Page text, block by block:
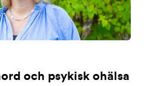
och psykisk ohälsa